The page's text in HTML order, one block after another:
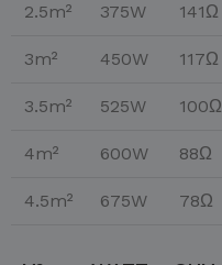
2.5m² 375W 141Ω
3m² 450W 117Ω
3.5m² 525W 100Ω
4m² 600W 88Ω
4.5m² 675W 78Ω